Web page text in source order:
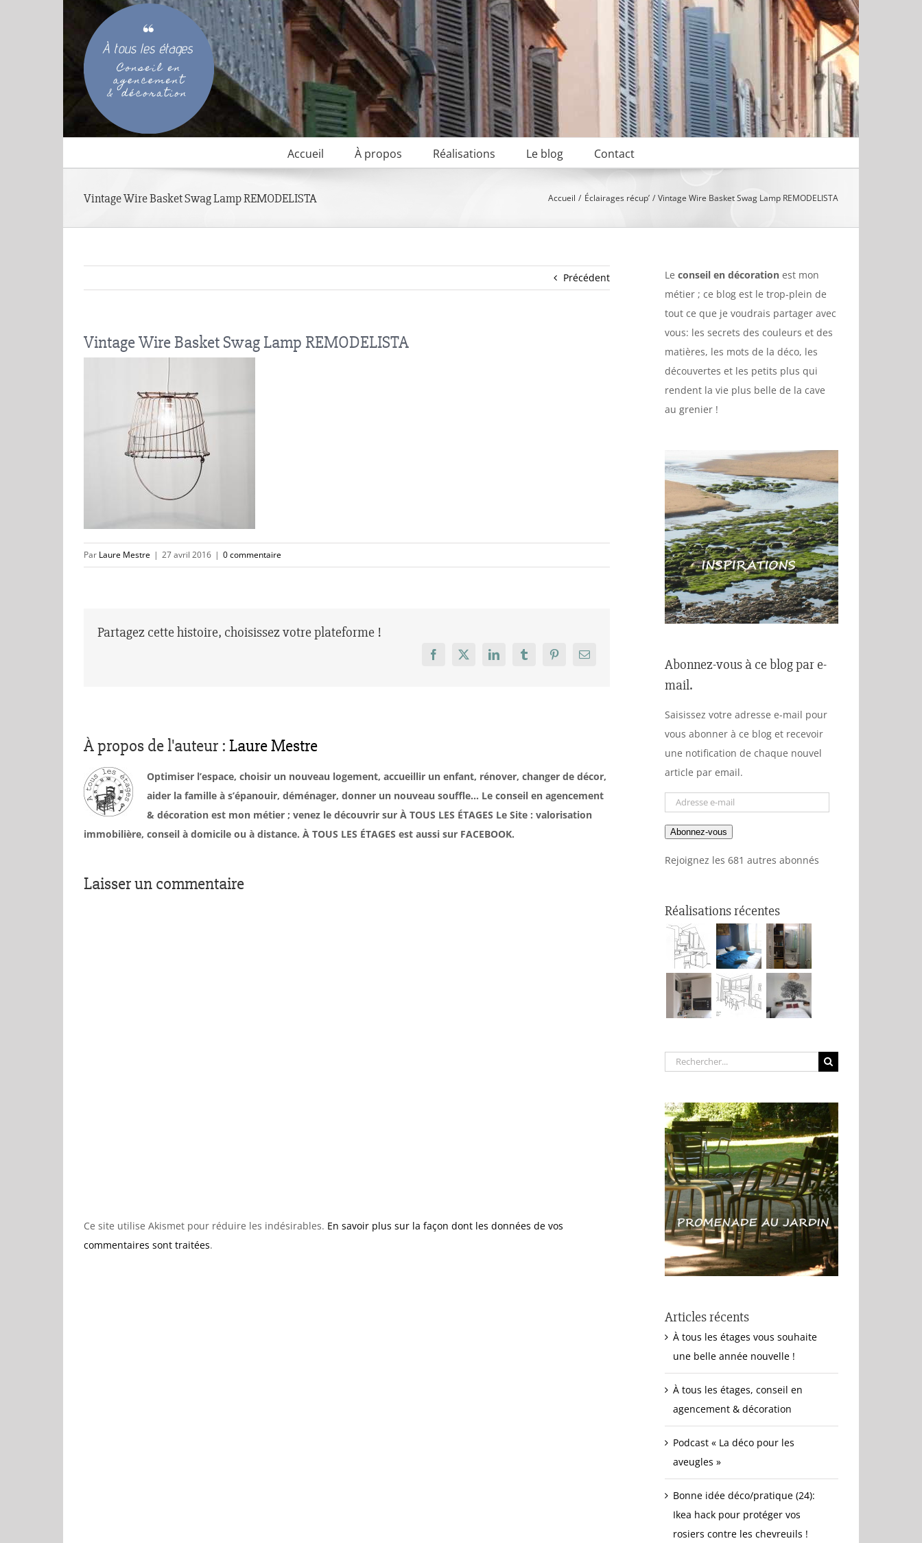
Accueil À propos Réalisations Le blog Contact
Vintage Wire Basket Swag Lamp REMODELISTA Accueil Éclairages récup’ Vintage Wire Basket Swag Lamp REMODELISTA
Précédent
Vintage Wire Basket Swag Lamp REMODELISTA
Par Laure Mestre | 27 avril 2016 | 0 commentaire
Partagez cette histoire, choisissez votre plateforme !
Facebook
X LinkedInTumblrPinterestEmail
À propos de l'auteur : Laure Mestre
Optimiser l’espace, choisir un nouveau logement, accueillir un enfant, rénover, changer de décor,
aider la famille à s’épanouir, déménager, donner un nouveau souffle… Le conseil en agencement
& décoration est mon métier ; venez le découvrir sur À TOUS LES ÉTAGES Le Site : valorisation
immobilière, conseil à domicile ou à distance. À TOUS LES ÉTAGES est aussi sur FACEBOOK.
Laisser un commentaire
Ce site utilise Akismet pour réduire les indésirables. En savoir plus sur la façon dont les données de vos
commentaires sont traitées.
Le conseil en décoration est mon
métier ; ce blog est le trop-plein de
tout ce que je voudrais partager avec
vous: les secrets des couleurs et des
matières, les mots de la déco, les
découvertes et les petits plus qui
rendent la vie plus belle de la cave
au grenier !
Abonnez-vous à ce blog par e-
mail.
Saisissez votre adresse e-mail pour
vous abonner à ce blog et recevoir
une notification de chaque nouvel
article par email.
Adresse
mail
Abonnez-vous
Rejoignez les 681 autres abonnés
Réalisations récentes
Rechercher:
Articles récents
À tous les étages vous souhaite
une belle année nouvelle !
À tous les étages, conseil en
agencement & décoration
Podcast « La déco pour les
aveugles »
Bonne idée déco/pratique (24):
Ikea hack pour protéger vos
rosiers contre les chevreuils !